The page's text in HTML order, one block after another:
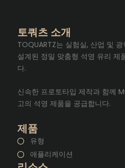
토쿼츠 소개
TOQUARTZ는 실험실, 산업 및
설계된 정밀 맞춤형 석영 유리 제
다.
신속한 프로토타입 제작과 함께
고의 석영 제품을 공급합니다.
제품
유형
애플리케이션